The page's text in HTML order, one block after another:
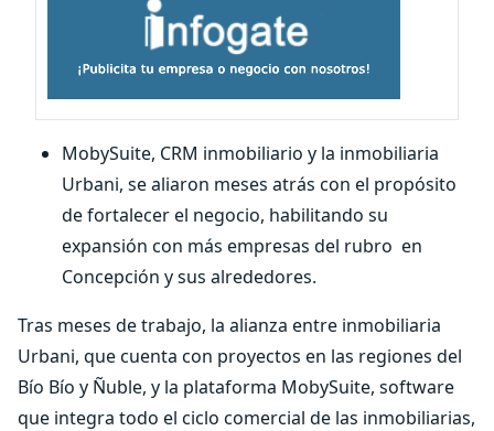
MobySuite, CRM inmobiliario y la inmobiliaria
Urbani, se aliaron meses atrás con el propósito
de fortalecer el negocio, habilitando su
expansión con más empresas del rubro en
Concepción y sus alrededores.
Tras meses de trabajo, la alianza entre inmobiliaria
Urbani, que cuenta con proyectos en las regiones del
Bío Bío y Ñuble, y la plataforma MobySuite, software
que integra todo el ciclo comercial de las inmobiliarias,